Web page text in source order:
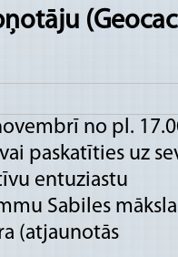
no pl.
paskatīties uz
entuziastu
Sabiles
(atjaunotās